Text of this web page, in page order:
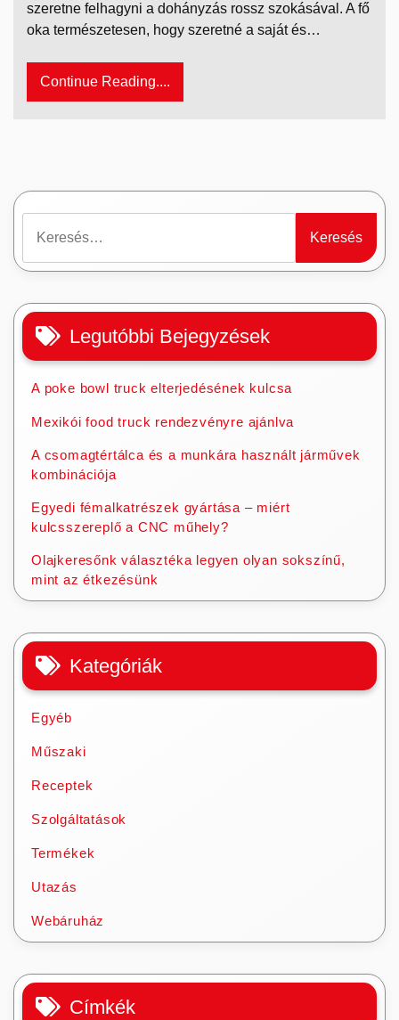
szeretne felhagyni a dohányzás rossz szokásával. A fő
oka természetesen, hogy szeretné a saját és…
Continue Reading....
Legutóbbi Bejegyzések
A poke bowl truck elterjedésének kulcsa
Mexikói food truck rendezvényre ajánlva
A csomagtértálca és a munkára használt járművek
kombinációja
Egyedi fémalkatrészek gyártása – miért
kulcsszereplő a CNC műhely?
Olajkeresőnk választéka legyen olyan sokszínű,
mint az étkezésünk
Kategóriák
Egyéb
Műszaki
Receptek
Szolgáltatások
Termékek
Utazás
Webáruház
Címkék